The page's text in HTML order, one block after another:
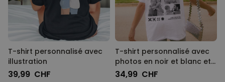
T-shirt personnalisé avec
illustration
39,99 CHF
T-shirt personnalisé avec
photos en noir et blanc et
texte - Design
34,99 CHF